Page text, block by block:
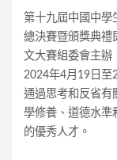
第十九屆中國中學
總決賽暨頒獎典禮
文大賽組委會主辦
2024年4月19日至
通過思考和反省有
學修養、道德水準
的優秀人才。